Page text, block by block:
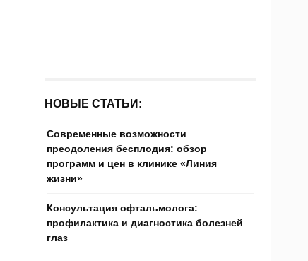
НОВЫЕ СТАТЬИ:
Современные возможности
преодоления бесплодия: обзор
программ и цен в клинике «Линия
жизни»
Консультация офтальмолога:
профилактика и диагностика болезней
глаз